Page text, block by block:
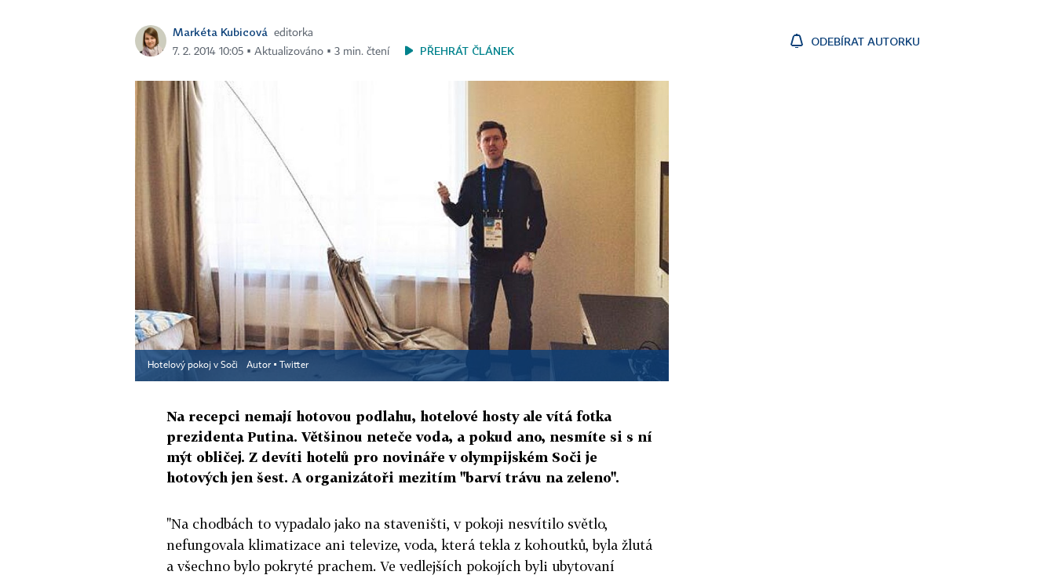
Markéta Kubicová
editorka
7. 2. 2014 10:05 ▪ Aktualizováno ▪ 3 min. čtení
PŘEHRÁT ČLÁNEK
ODEBÍRAT AUTORKU
Hotelový pokoj v Soči Autor ▪ Twitter
Na recepci nemají hotovou podlahu, hotelové hosty ale vítá fotka
prezidenta Putina. Většinou neteče voda, a pokud ano, nesmíte si s ní
mýt obličej. Z devíti hotelů pro novináře v olympijském Soči je
hotových jen šest. A organizátoři mezitím "barví trávu na zeleno".
"Na chodbách to vypadalo jako na staveništi, v pokoji nesvítilo světlo,
nefungovala klimatizace ani televize, voda, která tekla z kohoutků, byla žlutá
a všechno bylo pokryté prachem. Ve vedlejších pokojích byli ubytovaní